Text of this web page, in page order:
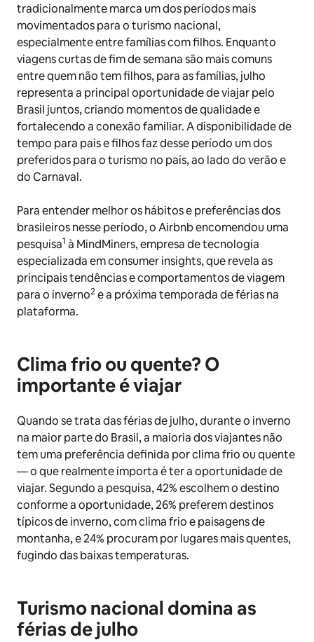
tradicionalmente marca um dos períodos mais
movimentados para o turismo nacional,
especialmente entre famílias com filhos. Enquanto
viagens curtas de fim de semana são mais comuns
entre quem não tem filhos, para as famílias, julho
representa a principal oportunidade de viajar pelo
Brasil juntos, criando momentos de qualidade e
fortalecendo a conexão familiar. A disponibilidade de
tempo para pais e filhos faz desse período um dos
preferidos para o turismo no país, ao lado do verão e
do Carnaval.
Para entender melhor os hábitos e preferências dos
brasileiros nesse período, o Airbnb encomendou uma
pesquisa1 à MindMiners, empresa de tecnologia
especializada em consumer insights, que revela as
principais tendências e comportamentos de viagem
para o inverno2 e a próxima temporada de férias na
plataforma.
Clima frio ou quente? O
importante é viajar
Quando se trata das férias de julho, durante o inverno
na maior parte do Brasil, a maioria dos viajantes não
tem uma preferência definida por clima frio ou quente
— o que realmente importa é ter a oportunidade de
viajar. Segundo a pesquisa, 42% escolhem o destino
conforme a oportunidade, 26% preferem destinos
típicos de inverno, com clima frio e paisagens de
montanha, e 24% procuram por lugares mais quentes,
fugindo das baixas temperaturas.
Turismo nacional domina as
férias de julho